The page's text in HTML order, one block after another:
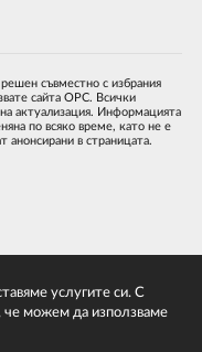
съвместно с избрания
сайта ОРС. Всички
актуализация. Информацията
по всяко време, като не е
в страницата.
услугите си. С
че можем да използваме